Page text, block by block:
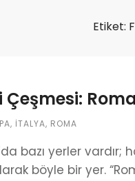
Etiket:
Çeşmesi:
, İTALYA, ROMA
bazı yerler
böyle bir yer.